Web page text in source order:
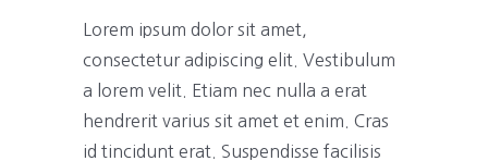
Lorem ipsum dolor sit amet,
consectetur adipiscing elit. Vestibulum
a lorem velit. Etiam nec nulla a erat
hendrerit varius sit amet et enim. Cras
id tincidunt erat. Suspendisse facilisis